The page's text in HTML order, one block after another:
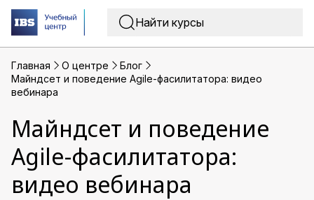
Главная O центре
Блог
Майндсет и поведение Agile-фасилитатора: видео
вебинара
Майндсет и поведение
Agile-фасилитатора:
видео вебинара